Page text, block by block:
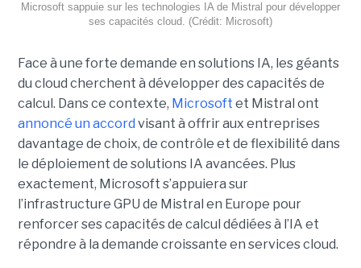
Microsoft sappuie sur les technologies IA de Mistral pour développer
ses capacités cloud. (Crédit: Microsoft)
Face à une forte demande en solutions IA, les géants
du cloud cherchent à développer des capacités de
calcul. Dans ce contexte, Microsoft et Mistral ont
annoncé un accord visant à offrir aux entreprises
davantage de choix, de contrôle et de flexibilité dans
le déploiement de solutions IA avancées. Plus
exactement, Microsoft s’appuiera sur
l’infrastructure GPU de Mistral en Europe pour
renforcer ses capacités de calcul dédiées à l’IA et
répondre à la demande croissante en services cloud.